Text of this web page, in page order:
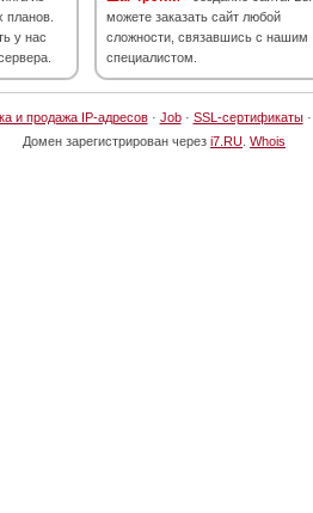
у нас
можете заказать сайт любой
сложности, связавшись с нашим
специалистом.
и продажа IP-адресов· Job· SSL-сертификаты·
Домен зарегистрирован через i7.RU Whois